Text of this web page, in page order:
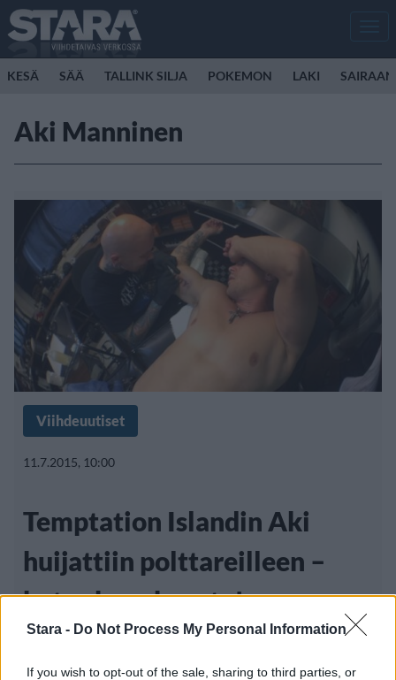
Stara - Do Not Process My Personal Information
If you wish to opt-out of the sale, sharing to third parties, or
KESÄ SÄÄ TALLINK SILJA POKEMON LAKI
Aki Manninen
Viihdeuutiset
11.7.2015, 10:00
Temptation Islandin Aki
huijattiin polttareilleen –
katso kuvakooste!
Suositusta Temptation Island -realitysarjasta